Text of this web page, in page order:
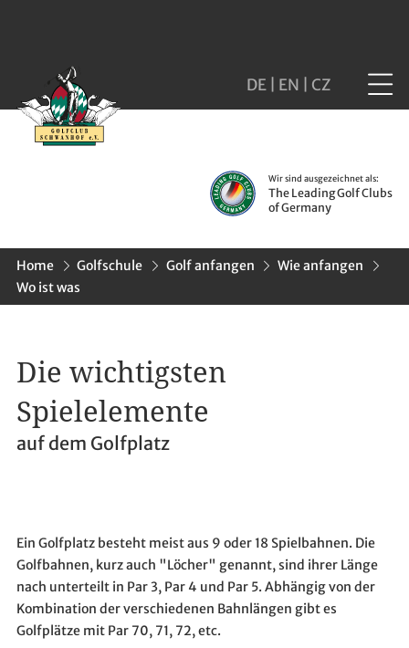
DE EN CZ
Wir sind ausgezeichnet als:
The Leading Golf Clubs
of Germany
Home Golfschule Golf anfangen
Wie anfangen
Wo ist was
Die wichtigsten
Spielelemente
auf dem Golfplatz
Ein Golfplatz besteht meist aus 9 oder 18 Spielbahnen. Die
Golfbahnen, kurz auch "Löcher" genannt, sind ihrer Länge
nach unterteilt in Par 3, Par 4 und Par 5. Abhängig von der
Kombination der verschiedenen Bahnlängen gibt es
Golfplätze mit Par 70, 71, 72, etc.